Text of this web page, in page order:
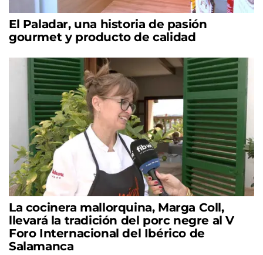
El Paladar, una historia de pasión
gourmet y producto de calidad
La cocinera mallorquina, Marga Coll,
llevará la tradición del porc negre al V
Foro Internacional del Ibérico de
Salamanca